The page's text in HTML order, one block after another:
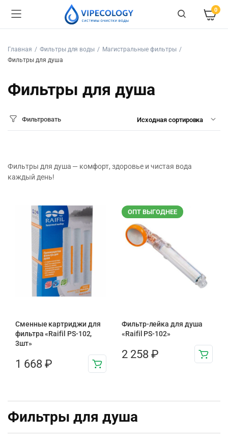
0
Главная Фильтры для воды
Магистральные фильтры
Фильтры для душа
Фильтры для душа
Фильтровать
Фильтры для душа — комфорт, здоровье и чистая вода
каждый день!
Сменные картриджи для
фильтра «Raifil PS-102,
3шт»
1 668 ₽
ОПТ ВЫГОДНЕЕ
Фильтр-лейка для душа
«Raifil PS-102»
2 258 ₽
Фильтры для душа